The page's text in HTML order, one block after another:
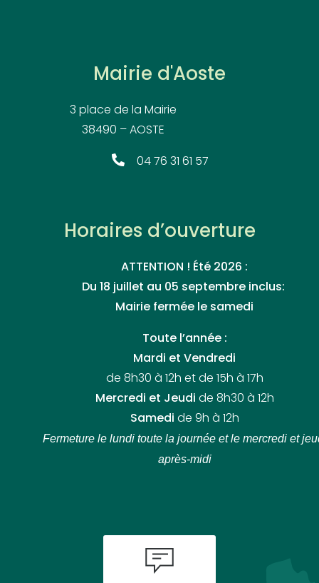
Mairie d'Aoste
3 place de la Mairie
38490 – AOSTE
04 76 31 61 57
Horaires d’ouverture
ATTENTION ! Été 2026 :
Du 18 juillet au 05 septembre inclus:
Mairie fermée le samedi
Toute l’année :
Mardi et Vendredi
de 8h30 à 12h et de 15h à 17h
Mercredi et Jeudi de 8h30 à 12h
Samedi de 9h à 12h
Fermeture le lundi toute la journée et le mercredi et
après-midi